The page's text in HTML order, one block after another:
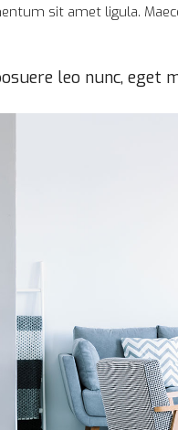
sit amet ligula.
leo nunc, eget